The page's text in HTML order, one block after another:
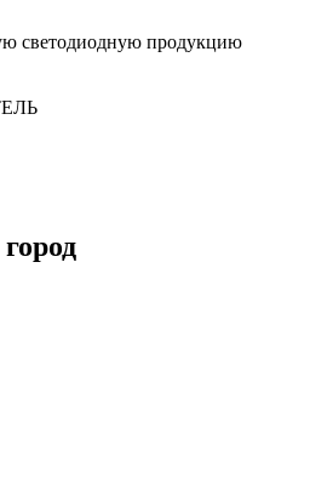
светодиодную продукцию